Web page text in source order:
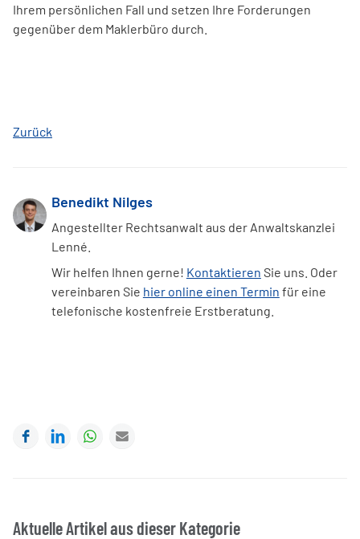
Ihrem persönlichen Fall und setzen Ihre Forderungen
gegenüber dem Maklerbüro durch.
Zurück
Benedikt Nilges
Angestellter Rechtsanwalt aus der Anwaltskanzlei
Lenné.
Wir helfen Ihnen gerne! Kontaktieren Sie uns. Oder
vereinbaren Sie hier online einen Termin für eine
telefonische kostenfreie Erstberatung.
FacebookLinkedInWhatsApp
Aktuelle Artikel aus dieser Kategorie